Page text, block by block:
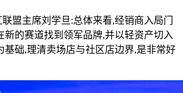
主席刘学旦:总体来看,经销商入局门
新的赛道找到领军品牌,并以轻资产切入
基础,理清卖场店与社区店边界,是非常好